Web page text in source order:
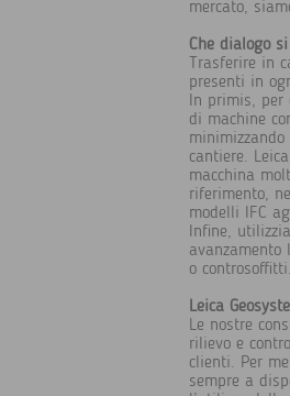
mercato,
Che dialogo
Trasferire in
presenti in
In primis,
di machine
cantiere.
macchina
riferimento,
modelli IFC
Infine,
o
Leica
Le nostre
rilievo e
clienti. Per
sempre a